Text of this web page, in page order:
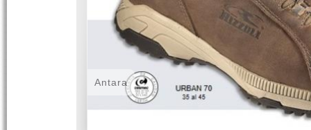
Antara